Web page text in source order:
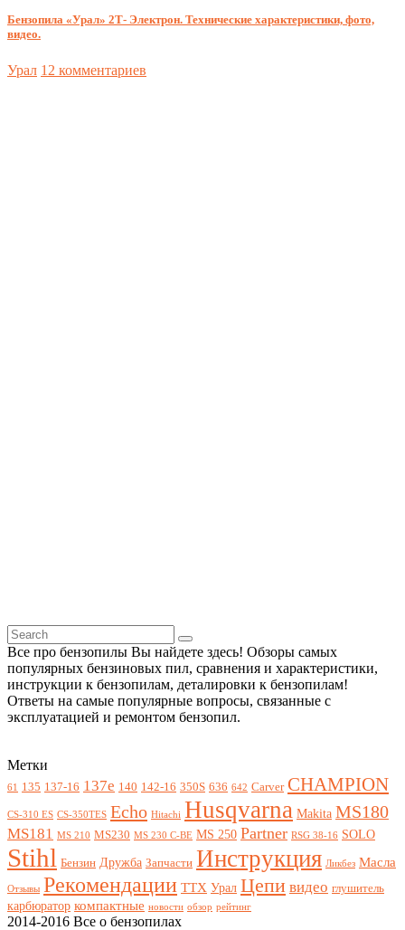
Бензопила «Урал» 2Т- Электрон. Технические характеристики, фото,
видео.
Урал 12 комментариев
Все про бензопилы Вы найдете здесь! Обзоры самых
популярных бензиновых пил, сравнения и характеристики,
инструкции к бензопилам, деталировки к бензопилам!
Ответы на самые популярные вопросы, связанные с
эксплуатацией и ремонтом бензопил.
Метки
61 135 137-16 137e 140 142-16 350S 636 642 Carver CHAMPION
CS-310 ES CS-350TES Echo Hitachi Husqvarna Makita MS180
MS181 MS 210 MS230 MS 230 C-BE MS 250 Partner RSG 38-16 SOLO
Stihl Бензин Дружба Запчасти Инструкция Ликбез Масла
Отзывы Рекомендации ТТХ Урал Цепи видео глушитель
карбюратор компактные новости обзор рейтинг
2014-2016 Все о бензопилах